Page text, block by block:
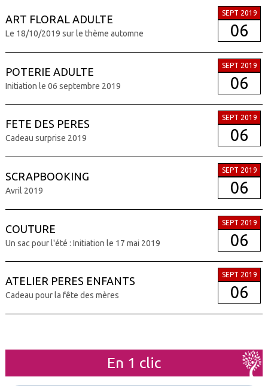
ART FLORAL ADULTE
Le 18/10/2019 sur le thème automne
SEPT 2019
06
POTERIE ADULTE
Initiation le 06 septembre 2019
SEPT 2019
06
FETE DES PERES
Cadeau surprise 2019
SEPT 2019
06
SCRAPBOOKING
Avril 2019
SEPT 2019
06
COUTURE
Un sac pour l'été : Initiation le 17 mai 2019
SEPT 2019
06
ATELIER PERES ENFANTS
Cadeau pour la fête des mères
SEPT 2019
06
En 1 clic